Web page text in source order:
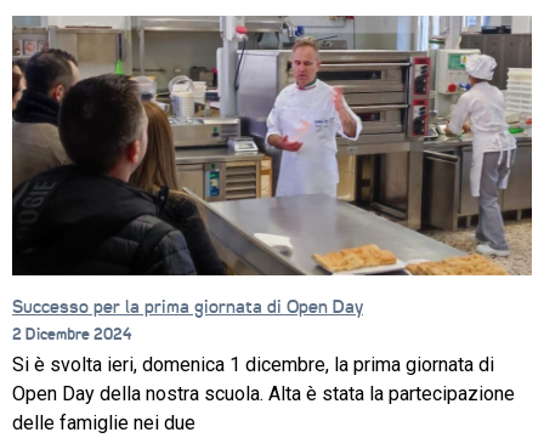
AL
LAVORO
IL
CENTRO
PROGETTO
EDUCATIVO
ORIENTAMENTO
QUALITÀ
E
ACCREDITAMENTO
EXTRA
Successo per la prima giornata di Open Day
2 Dicembre 2024
Si è svolta ieri, domenica 1 dicembre, la prima giornata di
Open Day della nostra scuola. Alta è stata la partecipazione
delle famiglie nei due